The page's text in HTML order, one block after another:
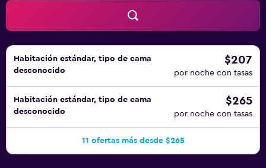
Habitación estándar, tipo de cama
desconocido
$207
por noche con tasas
Habitación estándar, tipo de cama
desconocido
$265
por noche con tasas
11 ofertas más desde $265